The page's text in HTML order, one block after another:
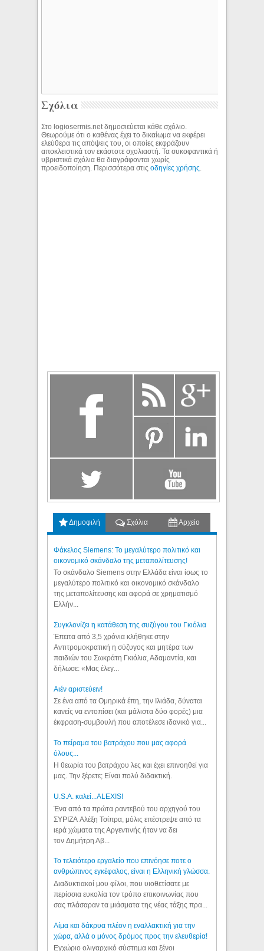
Σχόλια
Στο logiosermis.net δημοσιεύεται κάθε σχόλιο.
Θεωρούμε ότι ο καθένας έχει το δικαίωμα να εκφέρει
ελεύθερα τις απόψεις του, οι οποίες εκφράζουν
αποκλειστικά τον εκάστοτε σχολιαστή. Τα συκοφαντικά ή
υβριστικά σχόλια θα διαγράφονται χωρίς
προειδοποίηση. Περισσότερα στιςοδηγίες χρήσης.
Δημοφιλή Σχόλια Αρχείο
Φάκελος Siemens: Το μεγαλύτερο πολιτικό και
οικονομικό σκάνδαλο της μεταπολίτευσης!
Το σκάνδαλο Siemens στην Ελλάδα είναι ίσως το
μεγαλύτερο πολιτικό και οικονομικό σκάνδαλο
της μεταπολίτευσης και αφορά σε χρηματισμό
Ελλήν...
Συγκλονίζει η κατάθεση της συζύγου του Γκιόλια
Έπειτα από 3,5 χρόνια κλήθηκε στην
Αντιτρομοκρατική η σύζυγος και μητέρα των
παιδιών του Σωκράτη Γκιόλια, Αδαμαντία, και
δήλωσε: «Μας έλεγ...
Aιέν αριστεύειν!
Σε ένα από τα Ομηρικά έπη, την Ιλιάδα, δύναται
κανείς να εντοπίσει (και μάλιστα δύο φορές) μια
έκφραση-συμβουλή που αποτέλεσε ιδανικό για...
Το πείραμα του βατράχου που μας αφορά
όλους...
Η θεωρία του βατράχου λες και έχει επινοηθεί για
μας. Την ξέρετε; Είναι πολύ διδακτική.
U.S.A. καλεί...ALEXIS!
Ένα από τα πρώτα ραντεβού του αρχηγού του
ΣΥΡΙΖΑ Αλέξη Τσίπρα, μόλις επέστρεψε από τα
ιερά χώματα της Αργεντινής ήταν να δει
τον Δημήτρη Αβ...
Το τελειότερο εργαλείο που επινόησε ποτε ο
ανθρώπινος εγκέφαλος, είναι η Ελληνική γλώσσα.
Διαδυκτιακοί μου φίλοι, που υιοθετίσατε με
περίσσια ευκολία τον τρόπο επικοινωνίας που
σας πλάσαραν τα μιάσματα της νέας τάξης πρα...
Αίμα και δάκρυα πλέον η εναλλακτική για την
χώρα, αλλά ο μόνος δρόμος προς την ελευθερία!
Εγχώριο ολιγαρχικό σύστημα και ξένοι